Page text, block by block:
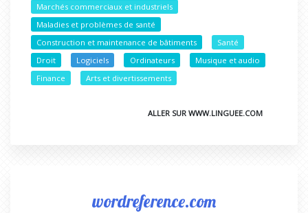
Marchés commerciaux et industriels
Maladies et problèmes de santé
Construction et maintenance de bâtiments
Santé
Droit
Logiciels Ordinateurs
Musique et audio
Finance
Arts et divertissements
ALLER SUR WWW.LINGUEE.COM
wordreference.com